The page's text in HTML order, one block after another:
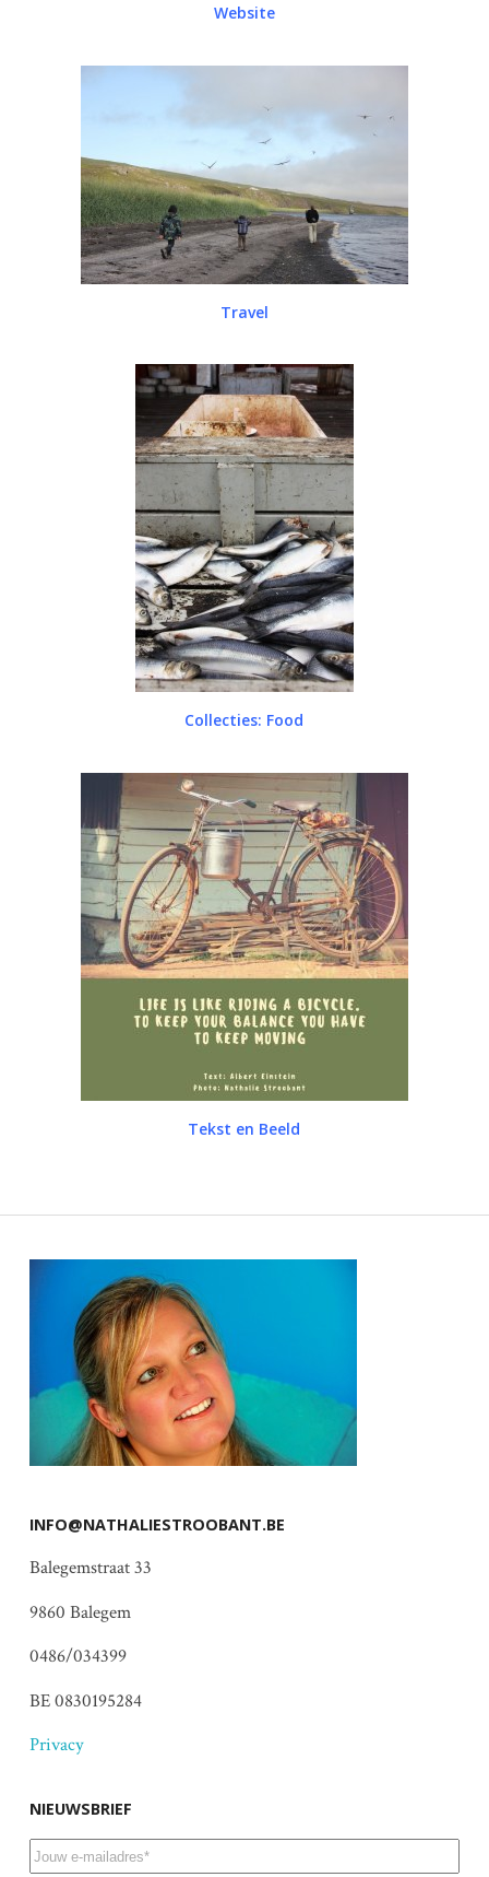
Website
Travel
Collecties: Food
Tekst en Beeld
INFO@NATHALIESTROOBANT.BE
Balegemstraat 33
9860 Balegem
0486/034399
BE 0830195284
Privacy
NIEUWSBRIEF